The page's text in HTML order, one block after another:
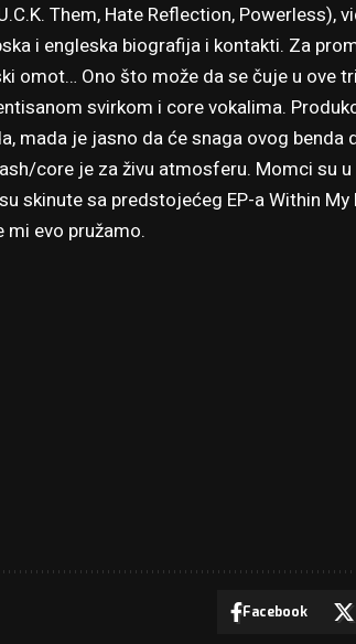
Them, Hate Reflection, Powerless),
i engleska biografija i kontakti. Za
omot… Ono što može da se čuje u ove
svirkom i core vokalima.
mada je jasno da će snaga ovog benda
core je za živu atmosferu. Momci su
skinute sa predstojećeg EP-a Within My
evo pružamo.
Facebook